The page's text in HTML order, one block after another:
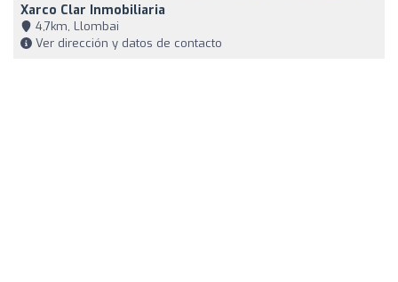
Xarco Clar Inmobiliaria
4,7km, Llombai
Ver dirección y datos de contacto